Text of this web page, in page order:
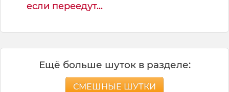
если переедут...
Ещё больше шуток в разделе:
СМЕШНЫЕ ШУТКИ